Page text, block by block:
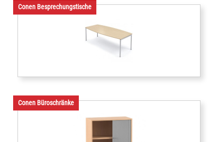
Conen Besprechungstische
Conen Büroschränke